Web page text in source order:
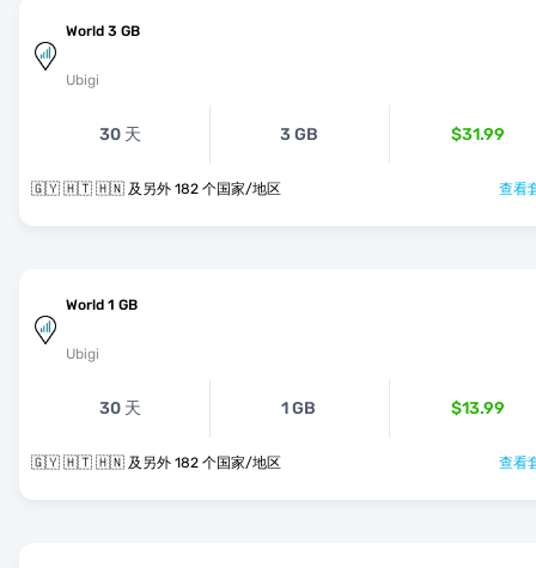
World 3 GB
Ubigi
30 天 3 GB $31.99
🇬🇾 🇭🇹 🇭🇳 及另外 182 个国家/地区 查看
World 1 GB
Ubigi
30 天 1 GB $13.99
🇬🇾 🇭🇹 🇭🇳 及另外 182 个国家/地区 查看